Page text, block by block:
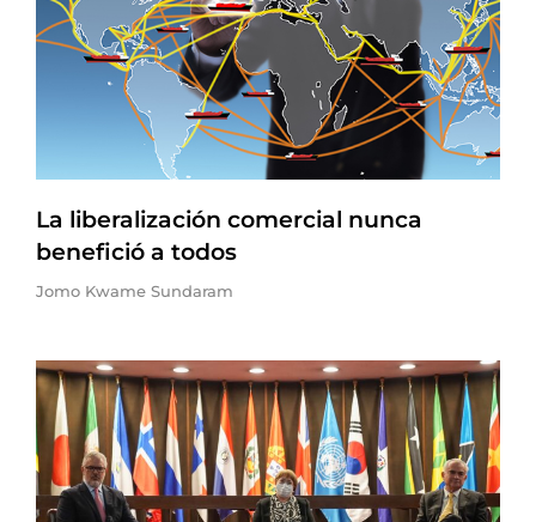
La liberalización comercial nunca
benefició a todos
Jomo Kwame Sundaram